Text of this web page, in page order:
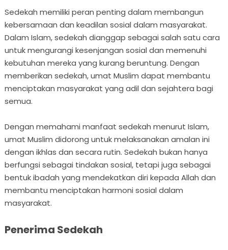
Sedekah memiliki peran penting dalam membangun
kebersamaan dan keadilan sosial dalam masyarakat.
Dalam Islam, sedekah dianggap sebagai salah satu cara
untuk mengurangi kesenjangan sosial dan memenuhi
kebutuhan mereka yang kurang beruntung. Dengan
memberikan sedekah, umat Muslim dapat membantu
menciptakan masyarakat yang adil dan sejahtera bagi
semua.
Dengan memahami manfaat sedekah menurut Islam,
umat Muslim didorong untuk melaksanakan amalan ini
dengan ikhlas dan secara rutin. Sedekah bukan hanya
berfungsi sebagai tindakan sosial, tetapi juga sebagai
bentuk ibadah yang mendekatkan diri kepada Allah dan
membantu menciptakan harmoni sosial dalam
masyarakat.
Penerima Sedekah